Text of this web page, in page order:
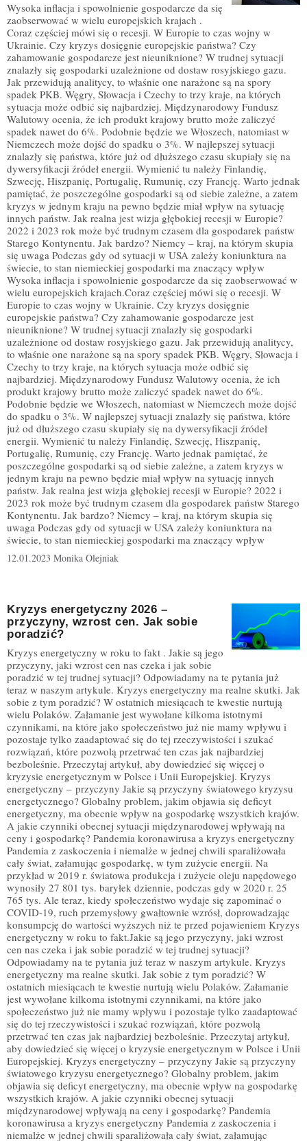
Wysoka inflacja i spowolnienie gospodarcze da się
zaobserwować w wielu europejskich krajach .
Coraz częściej mówi się o recesji. W Europie to czas wojny w
Ukrainie. Czy kryzys dosięgnie europejskie państwa? Czy
zahamowanie gospodarcze jest nieuniknione? W trudnej sytuacji
znalazły się gospodarki uzależnione od dostaw rosyjskiego gazu.
Jak przewidują analitycy, to właśnie one narażone są na spory
spadek PKB. Węgry, Słowacja i Czechy to trzy kraje, na których
sytuacja może odbić się najbardziej. Międzynarodowy Fundusz
Walutowy ocenia, że ich produkt krajowy brutto może zaliczyć
spadek nawet do 6%. Podobnie będzie we Włoszech, natomiast w
Niemczech może dojść do spadku o 3%. W najlepszej sytuacji
znalazły się państwa, które już od dłuższego czasu skupiały się na
dywersyfikacji źródeł energii. Wymienić tu należy Finlandię,
Szwecję, Hiszpanię, Portugalię, Rumunię, czy Francję. Warto jednak
pamiętać, że poszczególne gospodarki są od siebie zależne, a zatem
kryzys w jednym kraju na pewno będzie miał wpływ na sytuację
innych państw. Jak realna jest wizja głębokiej recesji w Europie?
2022 i 2023 rok może być trudnym czasem dla gospodarek państw
Starego Kontynentu. Jak bardzo? Niemcy – kraj, na którym skupia
się uwaga Podczas gdy od sytuacji w USA zależy koniunktura na
świecie, to stan niemieckiej gospodarki ma znaczący wpływ
Wysoka inflacja i spowolnienie gospodarcze da się zaobserwować w
wielu europejskich krajach.Coraz częściej mówi się o recesji. W
Europie to czas wojny w Ukrainie. Czy kryzys dosięgnie
europejskie państwa? Czy zahamowanie gospodarcze jest
nieuniknione? W trudnej sytuacji znalazły się gospodarki
uzależnione od dostaw rosyjskiego gazu. Jak przewidują analitycy,
to właśnie one narażone są na spory spadek PKB. Węgry, Słowacja i
Czechy to trzy kraje, na których sytuacja może odbić się
najbardziej. Międzynarodowy Fundusz Walutowy ocenia, że ich
produkt krajowy brutto może zaliczyć spadek nawet do 6%.
Podobnie będzie we Włoszech, natomiast w Niemczech może dojść
do spadku o 3%. W najlepszej sytuacji znalazły się państwa, które
już od dłuższego czasu skupiały się na dywersyfikacji źródeł
energii. Wymienić tu należy Finlandię, Szwecję, Hiszpanię,
Portugalię, Rumunię, czy Francję. Warto jednak pamiętać, że
poszczególne gospodarki są od siebie zależne, a zatem kryzys w
jednym kraju na pewno będzie miał wpływ na sytuację innych
państw. Jak realna jest wizja głębokiej recesji w Europie? 2022 i
2023 rok może być trudnym czasem dla gospodarek państw Starego
Kontynentu. Jak bardzo? Niemcy – kraj, na którym skupia się
uwaga Podczas gdy od sytuacji w USA zależy koniunktura na
świecie, to stan niemieckiej gospodarki ma znaczący wpływ
12.01.2023 Monika Olejniak
Kryzys energetyczny 2026 –
przyczyny, wzrost cen. Jak sobie
poradzić?
Kryzys energetyczny w roku to fakt . Jakie są jego
przyczyny, jaki wzrost cen nas czeka i jak sobie
poradzić w tej trudnej sytuacji? Odpowiadamy na te pytania już
teraz w naszym artykule. Kryzys energetyczny ma realne skutki. Jak
sobie z tym poradzić? W ostatnich miesiącach te kwestie nurtują
wielu Polaków. Załamanie jest wywołane kilkoma istotnymi
czynnikami, na które jako społeczeństwo już nie mamy wpływu i
pozostaje tylko zaadaptować się do tej rzeczywistości i szukać
rozwiązań, które pozwolą przetrwać ten czas jak najbardziej
bezboleśnie. Przeczytaj artykuł, aby dowiedzieć się więcej o
kryzysie energetycznym w Polsce i Unii Europejskiej. Kryzys
energetyczny – przyczyny Jakie są przyczyny światowego kryzysu
energetycznego? Globalny problem, jakim objawia się deficyt
energetyczny, ma obecnie wpływ na gospodarkę wszystkich krajów.
A jakie czynniki obecnej sytuacji międzynarodowej wpływają na
ceny i gospodarkę? Pandemia koronawirusa a kryzys energetyczny
Pandemia z zaskoczenia i niemalże w jednej chwili sparaliżowała
cały świat, załamując gospodarkę, w tym zużycie energii. Na
przykład w 2019 r. światowa produkcja i zużycie oleju napędowego
wynosiły 27 801 tys. baryłek dziennie, podczas gdy w 2020 r. 25
765 tys. Ale teraz, kiedy społeczeństwo wydaje się zapominać o
COVID-19, ruch przemysłowy gwałtownie wzrósł, doprowadzając
konsumpcję do wartości wyższych niż te przed pojawieniem Kryzys
energetyczny w roku to fakt.Jakie są jego przyczyny, jaki wzrost
cen nas czeka i jak sobie poradzić w tej trudnej sytuacji?
Odpowiadamy na te pytania już teraz w naszym artykule. Kryzys
energetyczny ma realne skutki. Jak sobie z tym poradzić? W
ostatnich miesiącach te kwestie nurtują wielu Polaków. Załamanie
jest wywołane kilkoma istotnymi czynnikami, na które jako
społeczeństwo już nie mamy wpływu i pozostaje tylko zaadaptować
się do tej rzeczywistości i szukać rozwiązań, które pozwolą
przetrwać ten czas jak najbardziej bezboleśnie. Przeczytaj artykuł,
aby dowiedzieć się więcej o kryzysie energetycznym w Polsce i Unii
Europejskiej. Kryzys energetyczny – przyczyny Jakie są przyczyny
światowego kryzysu energetycznego? Globalny problem, jakim
objawia się deficyt energetyczny, ma obecnie wpływ na gospodarkę
wszystkich krajów. A jakie czynniki obecnej sytuacji
międzynarodowej wpływają na ceny i gospodarkę? Pandemia
koronawirusa a kryzys energetyczny Pandemia z zaskoczenia i
niemalże w jednej chwili sparaliżowała cały świat, załamując